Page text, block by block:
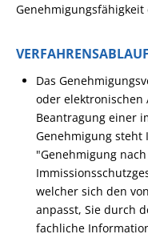
VERFAHRENSABLAUF
Das
oder elektronischen
Beantragung einer
Genehmigung
"Genehmigung
welcher sich den
anpasst, Sie durch
fachliche